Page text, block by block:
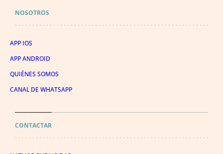
NOSOTROS
APP IOS
APP ANDROID
QUIÉNES SOMOS
CANAL DE WHATSAPP
CONTACTAR